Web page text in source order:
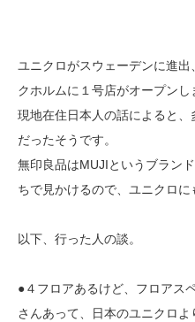
ユニクロがスウェーデンに進
クホルムに１号店がオープン
現地在住日本人の話によると
だったそうです。
無印良品はMUJIというブラン
ちで見かけるので、ユニクロに
以下、行った人の談。
●４フロアあるけど、フロアス
さんあって、日本のユニクロよ